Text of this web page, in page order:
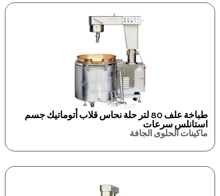
طباخة علف 80 لتر حلة نحاس قلاب أتوماتيك جسم
استانلس سرعات
ماكينات الحلوى الجافة